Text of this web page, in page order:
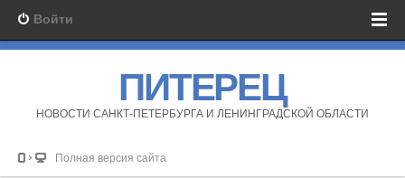
Войти
ПИТЕРЕЦ
НОВОСТИ САНКТ-ПЕТЕРБУРГА И ЛЕНИНГРАДСКОЙ ОБЛАСТИ
Полная версия сайта